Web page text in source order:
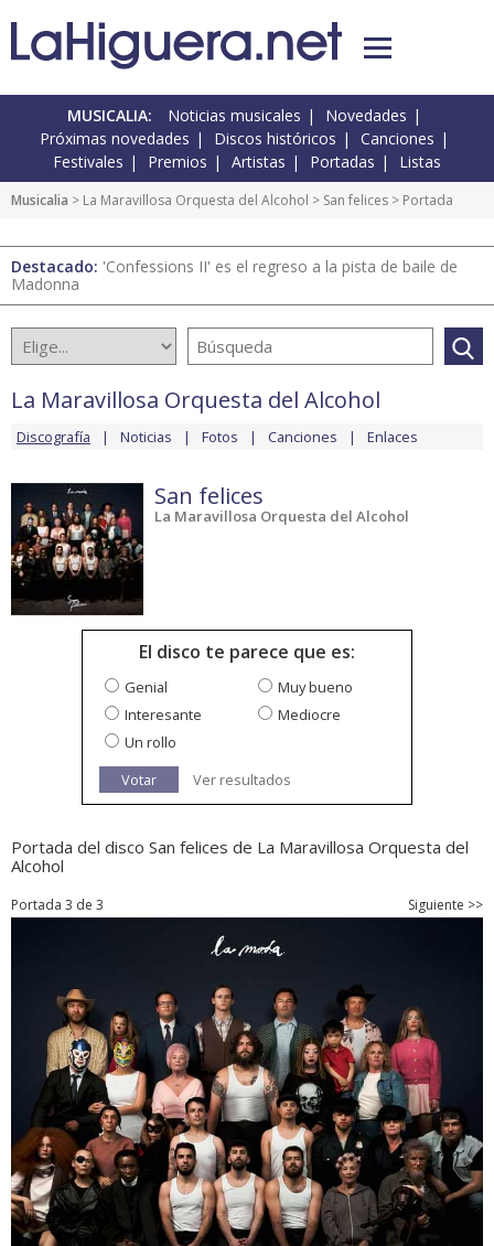
MUSICALIA: Noticias musicales
Novedades
Próximas novedades
Discos históricos
Canciones
Festivales
Premios Artistas Portadas Listas
Musicalia > La Maravillosa Orquesta del Alcohol > San felices > Portada
Destacado: 'Confessions II' es el regreso a la pista de baile de
Madonna
La Maravillosa Orquesta del Alcohol
Discografía Noticias Fotos Canciones Enlaces
San felices
La Maravillosa Orquesta del Alcohol
El disco te parece que es:
Genial
Muy bueno
Interesante
Mediocre
Un rollo
Votar
Ver resultados
Portada del disco San felices de La Maravillosa Orquesta del
Alcohol
Portada 3 de 3 Siguiente >>